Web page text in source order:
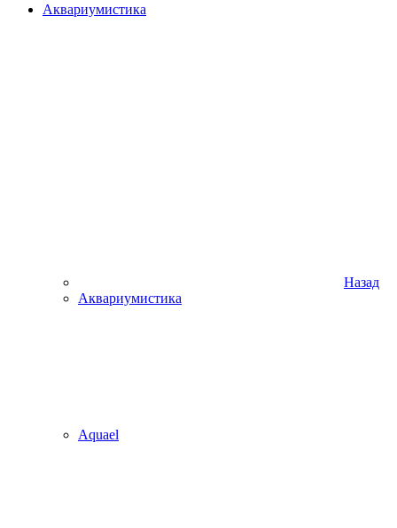
Аквариумистика
Назад
Аквариумистика
Aquael